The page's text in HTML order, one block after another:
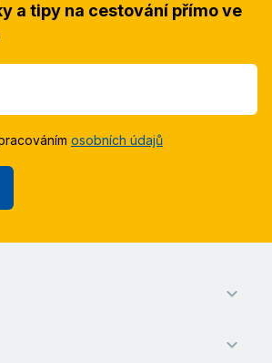
a tipy na cestování přímo ve
osobních údajů